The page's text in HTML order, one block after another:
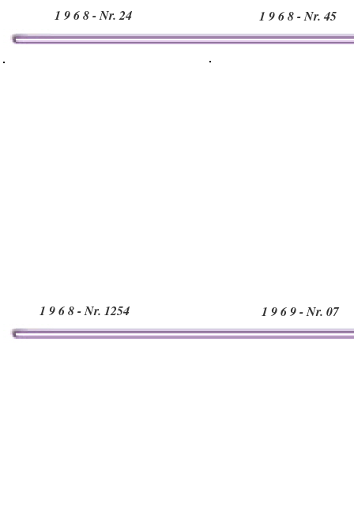
1 9 6 8 - Nr. 24 1 9 6 8 - Nr. 45
1 9 6 8 - Nr. 1254 1 9 6 9 - Nr. 07